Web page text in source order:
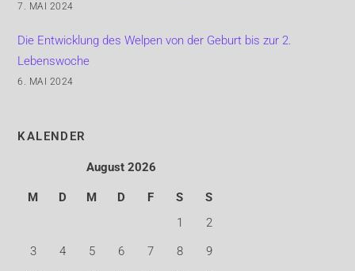
7. MAI 2024
Die Entwicklung des Welpen von der Geburt bis zur 2.
Lebenswoche
6. MAI 2024
KALENDER
August 2026
M D M D F S
S
1
2
3
4 5 6 7 8
9